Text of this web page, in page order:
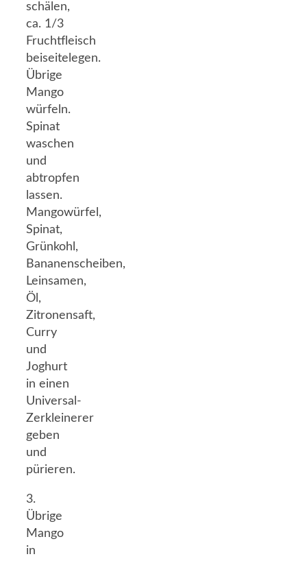
schälen,
ca. 1/3
Fruchtfleisch
beiseitelegen.
Übrige
Mango
würfeln.
Spinat
waschen
und
abtropfen
lassen.
Mangowürfel,
Spinat,
Grünkohl,
Bananenscheiben,
Leinsamen,
Öl,
Zitronensaft,
Curry
und
Joghurt
in einen
Universal-
Zerkleinerer
geben
und
pürieren.
3.
Übrige
Mango
in